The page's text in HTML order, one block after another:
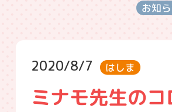
お知
2020/8/7 はしま
ミナモ先生の